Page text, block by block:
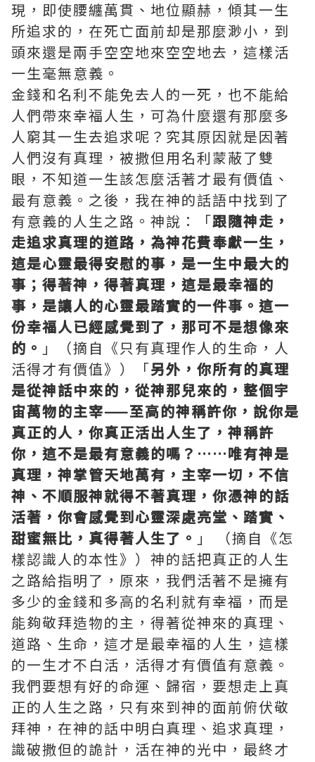
現，即使腰纏萬貫、地位顯赫，傾其一生
所追求的，在死亡面前却是那麼渺小，到
頭來還是兩手空空地來空空地去，這樣活
一生毫無意義。
金錢和名利不能免去人的一死，也不能給
人們帶來幸福人生，可為什麼還有那麼多
人窮其一生去追求呢？究其原因就是因著
人們沒有真理，被撒但用名利蒙蔽了雙
眼，不知道一生該怎麼活著才最有價值、
最有意義。之後，我在神的話語中找到了
有意義的人生之路。神說：「跟隨神走，
走追求真理的道路，為神花費奉獻一生，
這是心靈最得安慰的事，是一生中最大的
事；得著神，得著真理，這是最幸福的
事，是讓人的心靈最踏實的一件事。這一
份幸福人已經感覺到了，那可不是想像來
的。 」（摘自《只有真理作人的生命，人
活得才有價值》）「另外，你所有的真理
是從神話中來的，從神那兒來的，整個宇
宙萬物的主宰——至高的神稱許你，說你是
真正的人，你真正活出人生了，神稱許
你，這不是最有意義的嗎？……唯有神是
真理，神掌管天地萬有，主宰一切，不信
神、不順服神就得不著真理，你憑神的話
活著，你會感覺到心靈深處亮堂、踏實、
甜蜜無比，真得著人生了。 」 （摘自《怎
樣認識人的本性》）神的話把真正的人生
之路給指明了，原來，我們活著不是擁有
多少的金錢和多高的名利就有幸福，而是
能夠敬拜造物的主，得著從神來的真理、
道路、生命，這才是最幸福的人生，這樣
的一生才不白活，活得才有價值有意義。
我們要想有好的命運、歸宿，要想走上真
正的人生之路，只有來到神的面前俯伏敬
拜神，在神的話中明白真理、追求真理，
識破撒但的詭計，活在神的光中，最終才